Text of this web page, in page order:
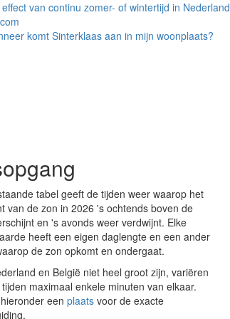
effect van continu zomer- of wintertijd in Nederland
komt Sinterklaas aan in mijn woonplaats?
tabel geeft de tijden weer waarop het
van de zon in 2026 's ochtends boven de
en 's avonds weer verdwijnt. Elke
heeft een eigen daglengte en een ander
de zon opkomt en ondergaat.
en België niet heel groot zijn, variëren
maximaal enkele minuten van elkaar.
een plaats voor de exacte